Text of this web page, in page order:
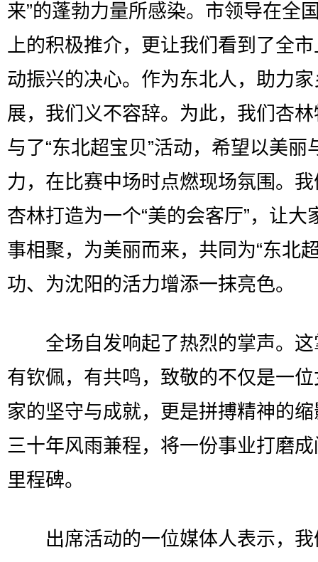
来”的蓬勃力量所感染。市领导在全
上的积极推介，更让我们看到了全
动振兴的决心。作为东北人，助力
展，我们义不容辞。为此，我们杏
与了“东北超宝贝”活动，希望以美丽
力，在比赛中场时点燃现场氛围。
杏林打造为一个“美的会客厅”，让大
事相聚，为美丽而来，共同为“东北
功、为沈阳的活力增添一抹亮色。
全场自发响起了热烈的掌声。这
有钦佩，有共鸣，致敬的不仅是一
家的坚守与成就，更是拼搏精神的
三十年风雨兼程，将一份事业打磨
里程碑。
出席活动的一位媒体人表示，我